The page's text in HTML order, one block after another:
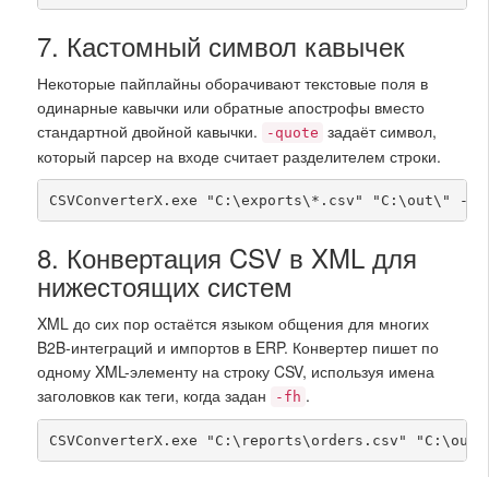
7. Кастомный символ кавычек
Некоторые пайплайны оборачивают текстовые поля в
одинарные кавычки или обратные апострофы вместо
стандартной двойной кавычки.
-quote задаёт символ,
который парсер на входе считает разделителем строки.
CSVConverterX.exe "C:\exports\*.csv" "C:\out\" -
8. Конвертация CSV в XML для
нижестоящих систем
XML до сих пор остаётся языком общения для многих
B2B-интеграций и импортов в ERP. Конвертер пишет по
одному XML-элементу на строку CSV, используя имена
заголовков как теги, когда задан
-fh .
CSVConverterX.exe "C:\reports\orders.csv"